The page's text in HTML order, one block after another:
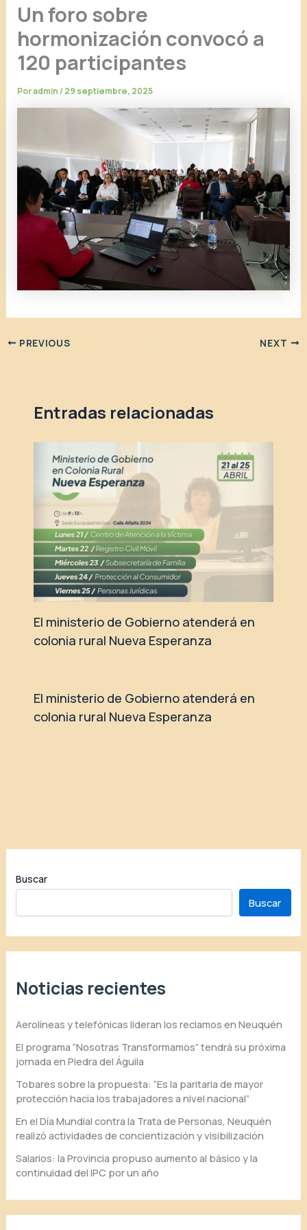
Un foro sobre
hormonización convocó a
120 participantes
Poradmin/29 septiembre, 2025
PREVIOUS NEXT
Entradas relacionadas
El ministerio de Gobierno atenderá en
colonia rural Nueva Esperanza
El ministerio de Gobierno atenderá en
colonia rural Nueva Esperanza
Buscar
Buscar
Noticias recientes
Aerolíneas y telefónicas lideran los reclamos en Neuquén
El programa “Nosotras Transformamos” tendrá su próxima
jornada en Piedra del Águila
Tobares sobre la propuesta: “Es la paritaria de mayor
protección hacia los trabajadores a nivel nacional”
En el Día Mundial contra la Trata de Personas, Neuquén
realizó actividades de concientización y visibilización
Salarios: la Provincia propuso aumento al básico y la
continuidad del IPC por un año